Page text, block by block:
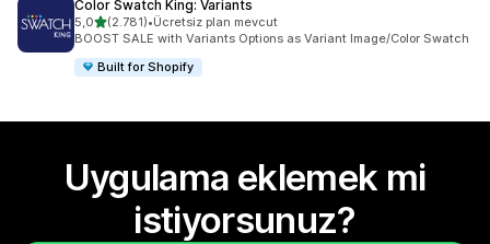
Color Swatch King: Variants
5,05 yıldız üzerinden
(2.781)
toplam 2781 değerlendirme
•Ücretsiz plan mevcut
BOOST SALE with Variants Options as Variant Image/Color Swatch
Built for Shopify
Uygulama eklemek mi
istiyorsunuz?